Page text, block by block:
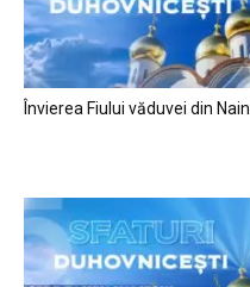
Învierea Fiului văduvei din Nain